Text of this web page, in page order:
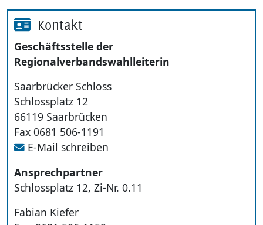
Kontakt
Geschäftsstelle der
Regionalverbandswahlleiterin
Saarbrücker Schloss
Schlossplatz 12
66119 Saarbrücken
Fax 0681 506-1191
E-Mail schreiben
Ansprechpartner
Schlossplatz 12, Zi-Nr. 0.11
Fabian Kiefer